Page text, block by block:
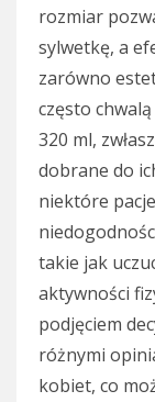
rozmiar
sylwetkę, a
zarówno
często
320 ml,
dobrane do
niektóre
takie jak
aktywności
podjęciem
różnymi
kobiet, co